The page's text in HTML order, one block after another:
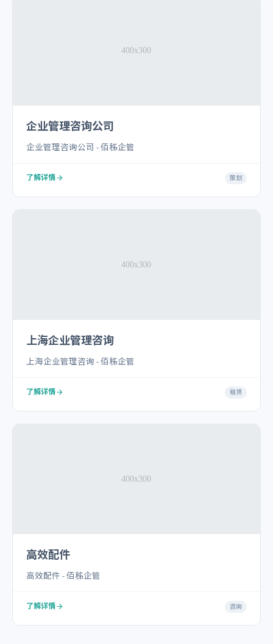
企业管理咨询公司
企业管理咨询公司 - 佰秭企管
了解详情 策划
上海企业管理咨询
上海企业管理咨询 - 佰秭企管
了解详情 租赁
高效配件
高效配件 - 佰秭企管
了解详情 咨询